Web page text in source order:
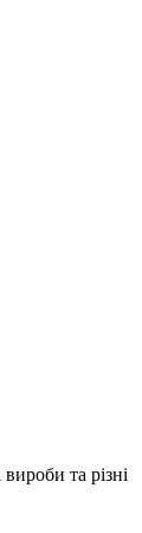
та різні